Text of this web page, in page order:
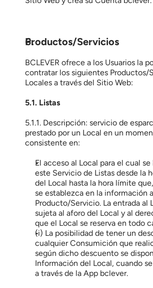
Productos/Servicios
BCLEVER ofrece a los Usuarios la
contratar los siguientes Productos/
Locales a través del Sitio Web:
5.1. Listas
5.1.1. Descripción: servicio de
prestado por un Local en un
consistente en:
El acceso al Local para el cual
este Servicio de Listas desde la
del Local hasta la hora límite
se establezca en la información
Producto/Servicio. La entrada al
sujeta al aforo del Local y al
que el Local se reserva en todo
(i) La posibilidad de tener un
cualquier Consumición que
según dicho descuento se
Información del Local, cuando
a través de la App bclever.